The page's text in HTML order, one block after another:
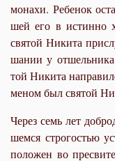
мо­на­хи. Ре­бе­нок
шей его в ис­тин­но
свя­той Ни­ки­та
ша­нии у
той Ни­ки­та
ме­ном был свя­той
Через семь лет
шем­ся стро­го­стью
по­ло­жен во